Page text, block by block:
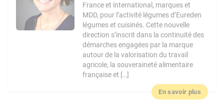
France et international, marques et
MDD, pour l’activité légumes d’Eureden
légumes et cuisinés. Cette nouvelle
direction s’inscrit dans la continuité des
démarches engagées par la marque
autour de la valorisation du travail
agricole, la souveraineté alimentaire
française et […]
En savoir plus